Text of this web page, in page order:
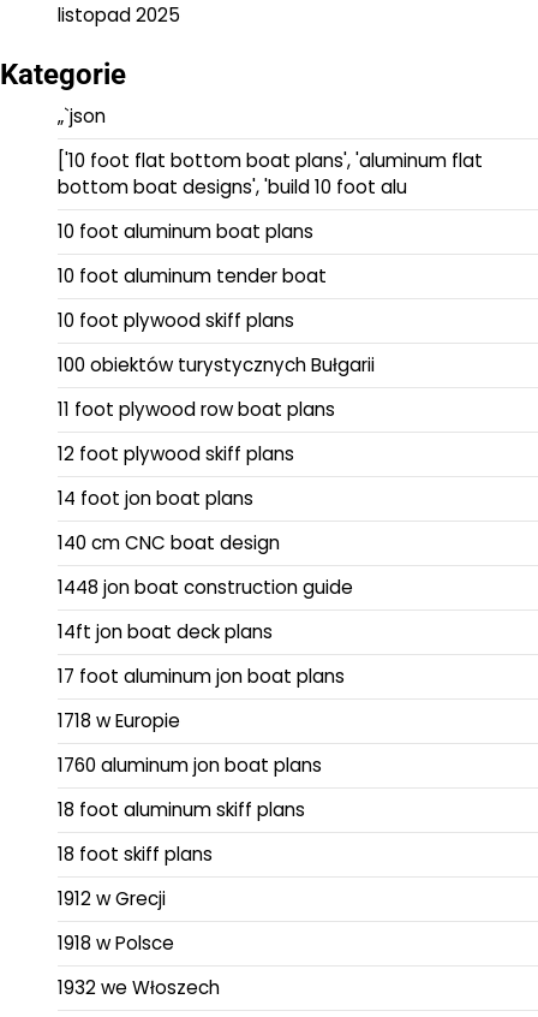
listopad 2025
Kategorie
„`json
['10 foot flat bottom boat plans', 'aluminum flat
bottom boat designs', 'build 10 foot alu
10 foot aluminum boat plans
10 foot aluminum tender boat
10 foot plywood skiff plans
100 obiektów turystycznych Bułgarii
11 foot plywood row boat plans
12 foot plywood skiff plans
14 foot jon boat plans
140 cm CNC boat design
1448 jon boat construction guide
14ft jon boat deck plans
17 foot aluminum jon boat plans
1718 w Europie
1760 aluminum jon boat plans
18 foot aluminum skiff plans
18 foot skiff plans
1912 w Grecji
1918 w Polsce
1932 we Włoszech